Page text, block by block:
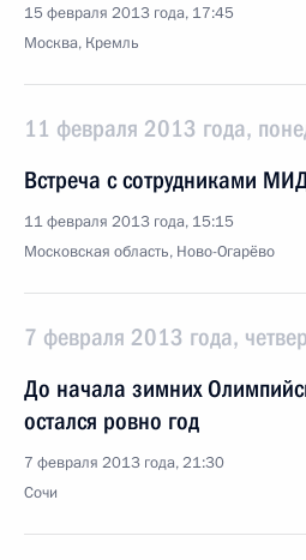
15 февраля 2013 года, 17:45
Москва, Кремль
11 февраля 2013 года,
Встреча с сотрудниками
11 февраля 2013 года, 15:15
Московская область, Ново-Огарёво
7 февраля 2013 года,
До начала зимних
остался ровно год
7 февраля 2013 года, 21:30
Сочи